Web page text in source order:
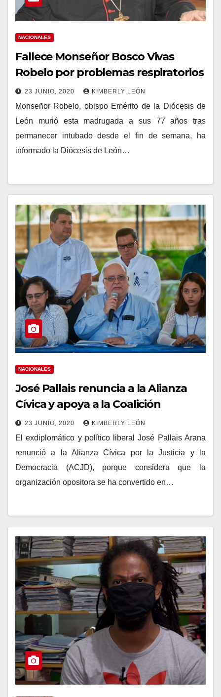
NACIONALES
Fallece Monseñor Bosco Vivas
Robelo por problemas respiratorios
23 JUNIO, 2020 KIMBERLY LEÓN
Monseñor Robelo, obispo Emérito de la Diócesis de
León murió esta madrugada a sus 77 años tras
permanecer intubado desde el fin de semana, ha
informado la Diócesis de León…
NACIONALES
José Pallais renuncia a la Alianza
Cívica y apoya a la Coalición
23 JUNIO, 2020 KIMBERLY LEÓN
El exdiplomático y político liberal José Pallais Arana
renunció a la Alianza Cívica por la Justicia y la
Democracia (ACJD), porque considera que la
organización opositora se ha convertido en…